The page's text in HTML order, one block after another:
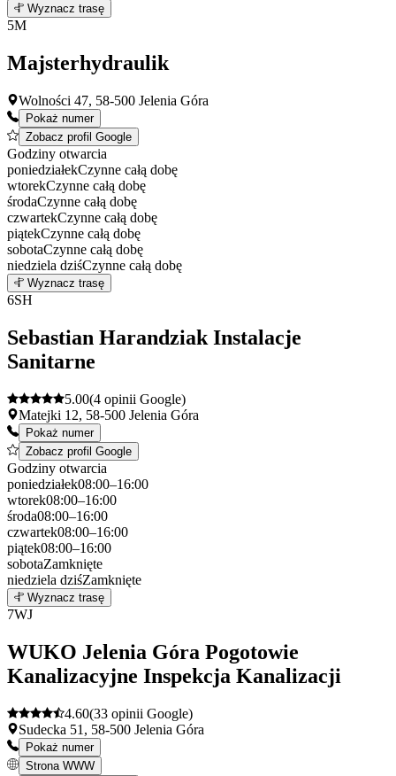
+
−
Wyznacz trasę
5M
Majsterhydraulik
Wolności 47, 58-500 Jelenia Góra
Pokaż numer
Zobacz profil Google
Godziny otwarcia
poniedziałekCzynne całą dobę
wtorekCzynne całą dobę
środaCzynne całą dobę
czwartekCzynne całą dobę
piątekCzynne całą dobę
sobotaCzynne całą dobę
niedziela dziśCzynne całą dobę
+
−
Wyznacz trasę
6SH
Sebastian Harandziak Instalacje
Sanitarne
5.00(4 opinii Google)
Matejki 12, 58-500 Jelenia Góra
Pokaż numer
Zobacz profil Google
Godziny otwarcia
poniedziałek08:00–16:00
wtorek08:00–16:00
środa08:00–16:00
czwartek08:00–16:00
piątek08:00–16:00
sobotaZamknięte
niedziela dziśZamknięte
+
Wyznacz trasę
7WJ
WUKO Jelenia Góra Pogotowie
Kanalizacyjne Inspekcja Kanalizacji
4.60(33 opinii Google)
Sudecka 51, 58-500 Jelenia Góra
Pokaż numer
Strona WWW